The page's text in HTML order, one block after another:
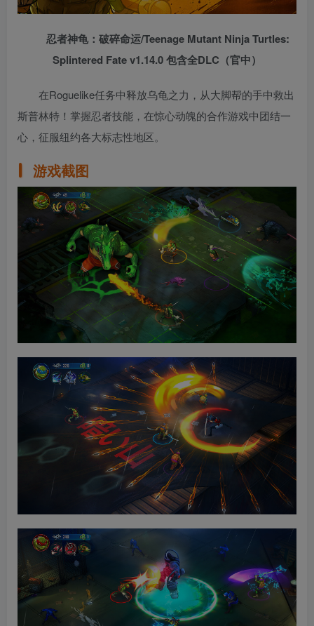
忍者神龟：破碎命运/Teenage Mutant Ninja Turtles:
Splintered Fate v1.14.0 包含全DLC（官中）
在Roguelike任务中释放乌龟之力，从大脚帮的手中救出
斯普林特！掌握忍者技能，在惊心动魄的合作游戏中团结一
心，征服纽约各大标志性地区。
游戏截图